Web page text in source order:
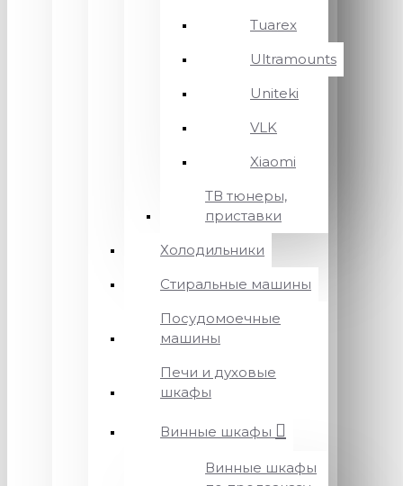
Tuarex
Ultramounts
Uniteki
VLK
Xiaomi
ТВ тюнеры,
приставки
Холодильники
Стиральные машины
Посудомоечные
машины
Печи и духовые
шкафы
Винные шкафы
Винные шкафы